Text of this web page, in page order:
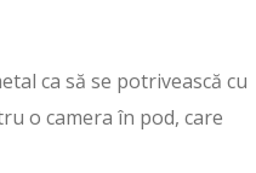
ca să se potrivească cu
o camera în pod, care